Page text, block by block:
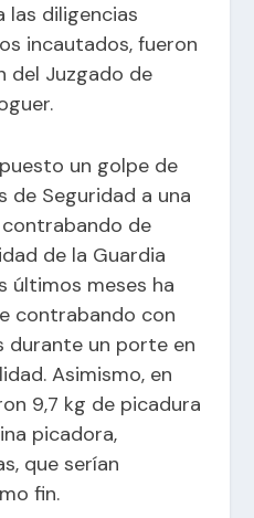
las diligencias
incautados, fueron
del Juzgado de
un golpe de
de Seguridad a una
de
de la Guardia
últimos meses ha
contrabando con
durante un porte en
Asimismo, en
9,7 kg de picadura
picadora,
que serían
fin.